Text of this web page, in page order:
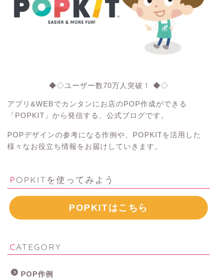
◆◇ユーザー数70万人突破！ ◆◇
アプリ&WEBでカンタンにお店のPOP作成ができる
「POPKIT」から発信する、公式ブログです。
POPデザインの参考になる作例や、POPKITを活用した
様々なお役立ち情報をお届けしていきます。
POPKITを使ってみよう
POPKITはこちら
CATEGORY
POP作例